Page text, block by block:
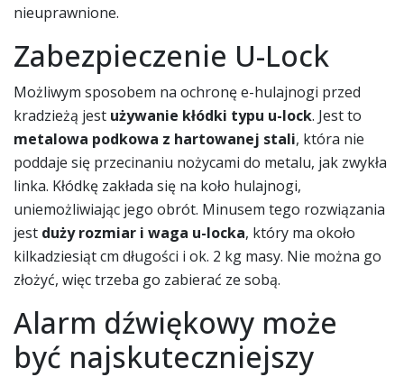
nieuprawnione.
Zabezpieczenie U-Lock
Możliwym sposobem na ochronę e-hulajnogi przed
kradzieżą jest używanie kłódki typu u-lock. Jest to
metalowa podkowa z hartowanej stali, która nie
poddaje się przecinaniu nożycami do metalu, jak zwykła
linka. Kłódkę zakłada się na koło hulajnogi,
uniemożliwiając jego obrót. Minusem tego rozwiązania
jest duży rozmiar i waga u-locka, który ma około
kilkadziesiąt cm długości i ok. 2 kg masy. Nie można go
złożyć, więc trzeba go zabierać ze sobą.
Alarm dźwiękowy może
być najskuteczniejszy